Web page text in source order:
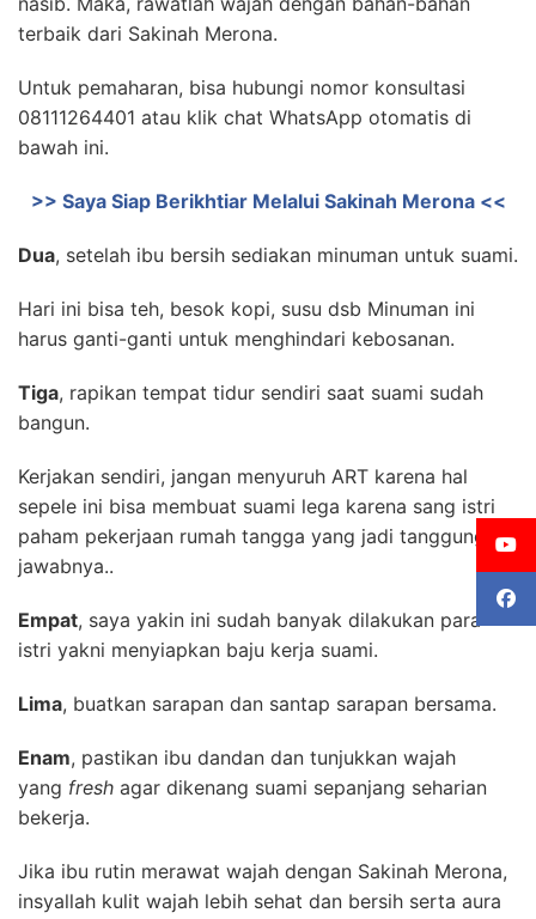
terbaik dari Sakinah Merona.
Untuk pemaharan, bisa hubungi nomor konsultasi
08111264401 atau klik chat WhatsApp otomatis di
bawah ini.
>> Saya Siap Berikhtiar Melalui Sakinah Merona <<
Dua, setelah ibu bersih sediakan minuman untuk suami.
Hari ini bisa teh, besok kopi, susu dsb Minuman ini
harus ganti-ganti untuk menghindari kebosanan.
Tiga, rapikan tempat tidur sendiri saat suami sudah
bangun.
Kerjakan sendiri, jangan menyuruh ART karena hal
sepele ini bisa membuat suami lega karena sang istri
paham pekerjaan rumah tangga yang jadi tanggung
jawabnya..
Empat, saya yakin ini sudah banyak dilakukan para
istri yakni menyiapkan baju kerja suami.
Lima, buatkan sarapan dan santap sarapan bersama.
Enam, pastikan ibu dandan dan tunjukkan wajah
yang fresh agar dikenang suami sepanjang seharian
bekerja.
Jika ibu rutin merawat wajah dengan Sakinah Merona,
insyallah kulit wajah lebih sehat dan bersih serta aura